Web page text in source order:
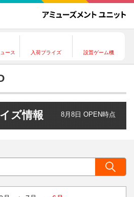
ース 入荷プライズ 設置ゲーム機
ズ情報 8月8日 OPEN時点